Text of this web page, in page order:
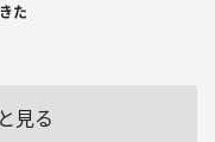
た
見る